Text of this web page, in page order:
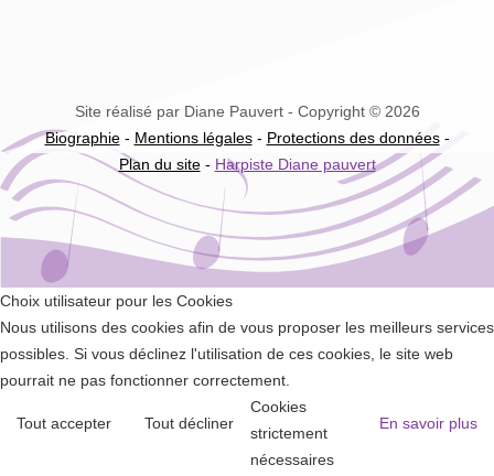
Site réalisé par Diane Pauvert - Copyright © 2026
Biographie- Mentions légales- Protections des données-
Plan du site- Harpiste Diane pauvert
Choix utilisateur pour les Cookies
Nous utilisons des cookies afin de vous proposer les meilleurs services
possibles. Si vous déclinez l'utilisation de ces cookies, le site web
pourrait ne pas fonctionner correctement.
Tout accepter Tout décliner En savoir plus
Cookies
strictement
nécessaires